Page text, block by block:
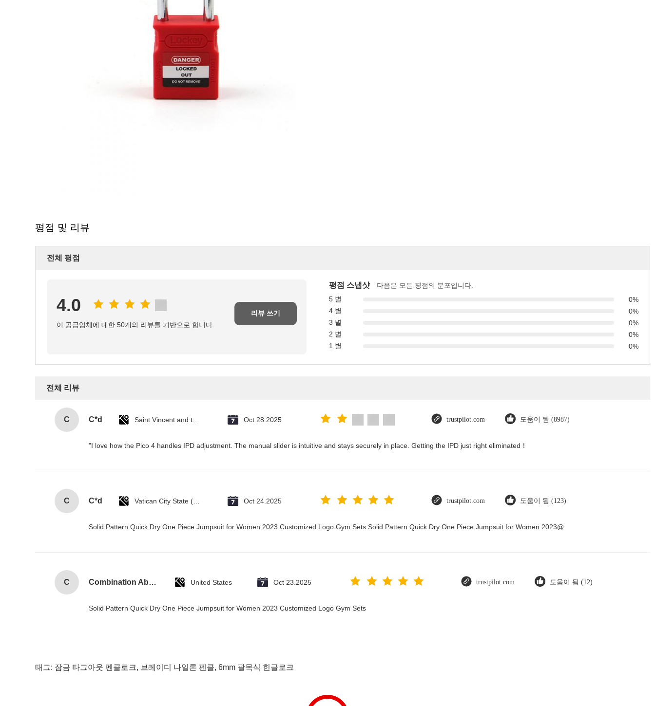
평점 및 리뷰
전체 평점
4.0
이 공급업체에 대한 50개의 리뷰를 기반으로 합니다.
리뷰 쓰기
평점 스냅샷
다음은 모든 평점의 분포입니다.
5 별
0%
4 별
0%
3 별
0%
2 별
0%
1 별
0%
전체 리뷰
C C*d Oct 28.2025 trustpilot.com 도움이 됨 (8987)
"I love how the Pico 4 handles IPD adjustment. The manual slider is intuitive and stays securely in place. Getting the IPD just right eliminated！
C C*d Oct 24.2025 trustpilot.com 도움이 됨 (123)
Solid Pattern Quick Dry One Piece Jumpsuit for Women 2023 Customized Logo Gym Sets Solid Pattern Quick Dry One Piece Jumpsuit for Women 2023@
C Combination Abs Open Padlock Hasp Lockout Station Board United States Oct 23.2025 trustpilot.com 도움이 됨 (12)
Solid Pattern Quick Dry One Piece Jumpsuit for Women 2023 Customized Logo Gym Sets
태그: 잠금 타그아웃 펜클로크, 브레이디 나일론 펜클, 6mm 괄목식 힌글로크